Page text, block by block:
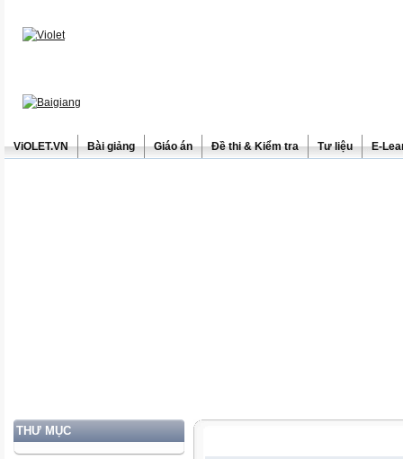
ViOLET.VN Bài giảng Giáo án Đề thi & Kiểm tra Tư liệu E-
THƯ MỤC